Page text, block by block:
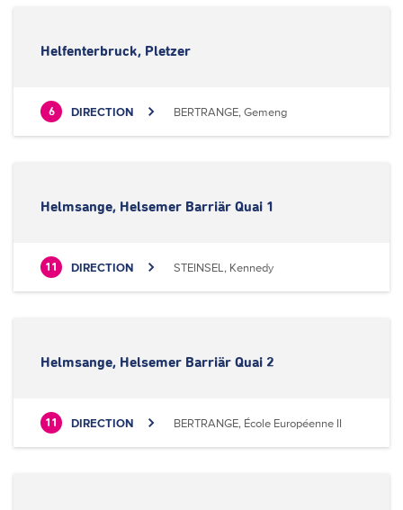
Helfenterbruck, Pletzer
6 DIRECTION BERTRANGE, Gemeng
Helmsange, Helsemer Barriär Quai 1
11 DIRECTION STEINSEL, Kennedy
Helmsange, Helsemer Barriär Quai 2
11 DIRECTION BERTRANGE, École Européenne II